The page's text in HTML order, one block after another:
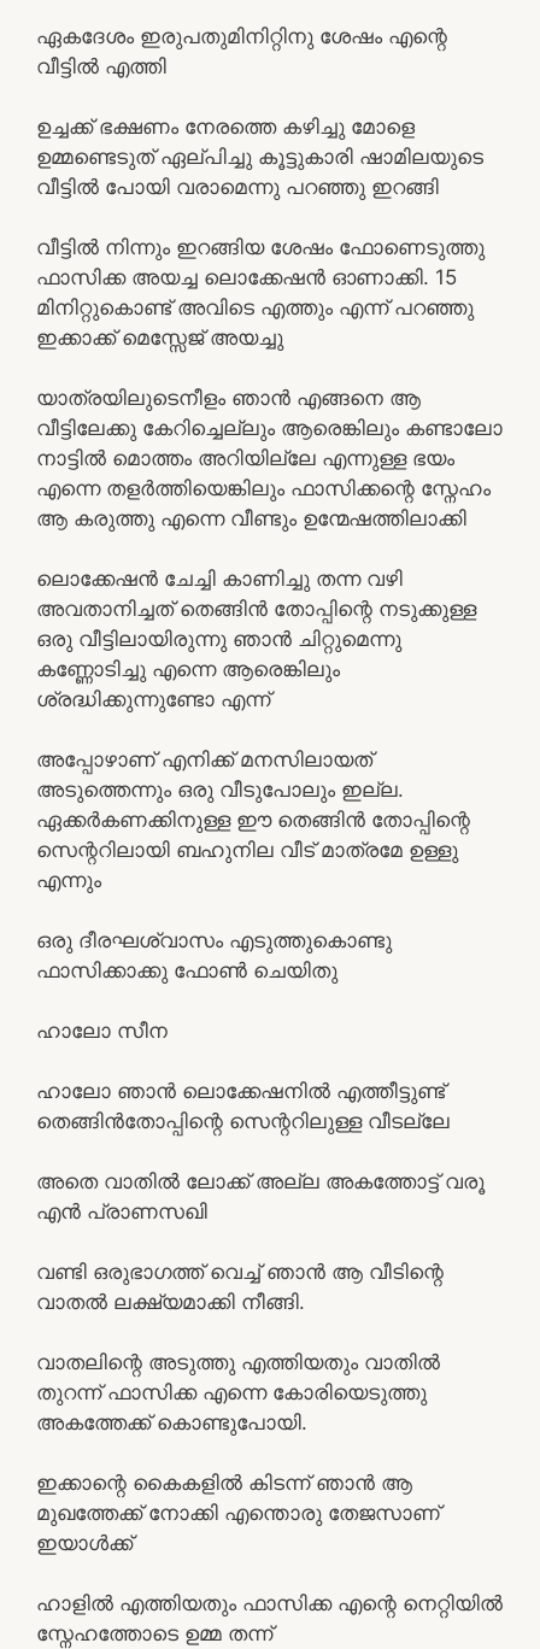
ഏകദേശം ഇരുപതുമിനിറ്റിനു ശേഷം എന്റെ
വീട്ടിൽ എത്തി
ഉച്ചക്ക് ഭക്ഷണം നേരത്തെ കഴിച്ചു മോളെ
ഉമ്മണ്ടെടുത് ഏല്പിച്ചു കൂട്ടുകാരി ഷാമിലയുടെ
വീട്ടിൽ പോയി വരാമെന്നു പറഞ്ഞു ഇറങ്ങി
വീട്ടിൽ നിന്നും ഇറങ്ങിയ ശേഷം ഫോണെടുത്തു
ഫാസിക്ക അയച്ച ലൊക്കേഷൻ ഓണാക്കി. 15
മിനിറ്റുകൊണ്ട് അവിടെ എത്തും എന്ന് പറഞ്ഞു
ഇക്കാക്ക് മെസ്സേജ് അയച്ചു
യാത്രയിലുടെനീളം ഞാൻ എങ്ങനെ ആ
വീട്ടിലേക്കു കേറിച്ചെല്ലും ആരെങ്കിലും കണ്ടാലോ
നാട്ടിൽ മൊത്തം അറിയില്ലേ എന്നുള്ള ഭയം
എന്നെ തളർത്തിയെങ്കിലും ഫാസിക്കന്റെ സ്നേഹം
ആ കരുത്തു എന്നെ വീണ്ടും ഉന്മേഷത്തിലാക്കി
ലൊക്കേഷൻ ചേച്ചി കാണിച്ചു തന്ന വഴി
അവതാനിച്ചത് തെങ്ങിൻ തോപ്പിന്റെ നടുക്കുള്ള
ഒരു വീട്ടിലായിരുന്നു ഞാൻ ചിറ്റുമെന്നു
കണ്ണോടിച്ചു എന്നെ ആരെങ്കിലും
ശ്രദ്ധിക്കുന്നുണ്ടോ എന്ന്
അപ്പോഴാണ് എനിക്ക് മനസിലായത്
അടുത്തെന്നും ഒരു വീടുപോലും ഇല്ല.
ഏക്കർകണക്കിനുള്ള ഈ തെങ്ങിൻ തോപ്പിന്റെ
സെന്ററിലായി ബഹുനില വീട് മാത്രമേ ഉള്ളു
എന്നും
ഒരു ദീരഘശ്വാസം എടുത്തുകൊണ്ടു
ഫാസിക്കാക്കു ഫോൺ ചെയിതു
ഹാലോ സീന
ഹാലോ ഞാൻ ലൊക്കേഷനിൽ എത്തീട്ടുണ്ട്
തെങ്ങിൻതോപ്പിന്റെ സെന്ററിലുള്ള വീടല്ലേ
അതെ വാതിൽ ലോക്ക് അല്ല അകത്തോട്ട് വരൂ
എൻ പ്രാണസഖി
വണ്ടി ഒരുഭാഗത്ത് വെച്ച് ഞാൻ ആ വീടിന്റെ
വാതൽ ലക്ഷ്യമാക്കി നീങ്ങി.
വാതലിന്റെ അടുത്തു എത്തിയതും വാതിൽ
തുറന്ന് ഫാസിക്ക എന്നെ കോരിയെടുത്തു
അകത്തേക്ക് കൊണ്ടുപോയി.
ഇക്കാന്റെ കൈകളിൽ കിടന്ന് ഞാൻ ആ
മുഖത്തേക്ക് നോക്കി എന്തൊരു തേജസാണ്
ഇയാൾക്ക്
ഹാളിൽ എത്തിയതും ഫാസിക്ക എന്റെ നെറ്റിയിൽ
സ്നേഹത്തോടെ ഉമ്മ തന്ന്